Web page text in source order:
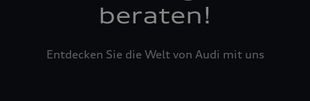
beraten!
Entdecken Sie die Welt von Audi mit uns